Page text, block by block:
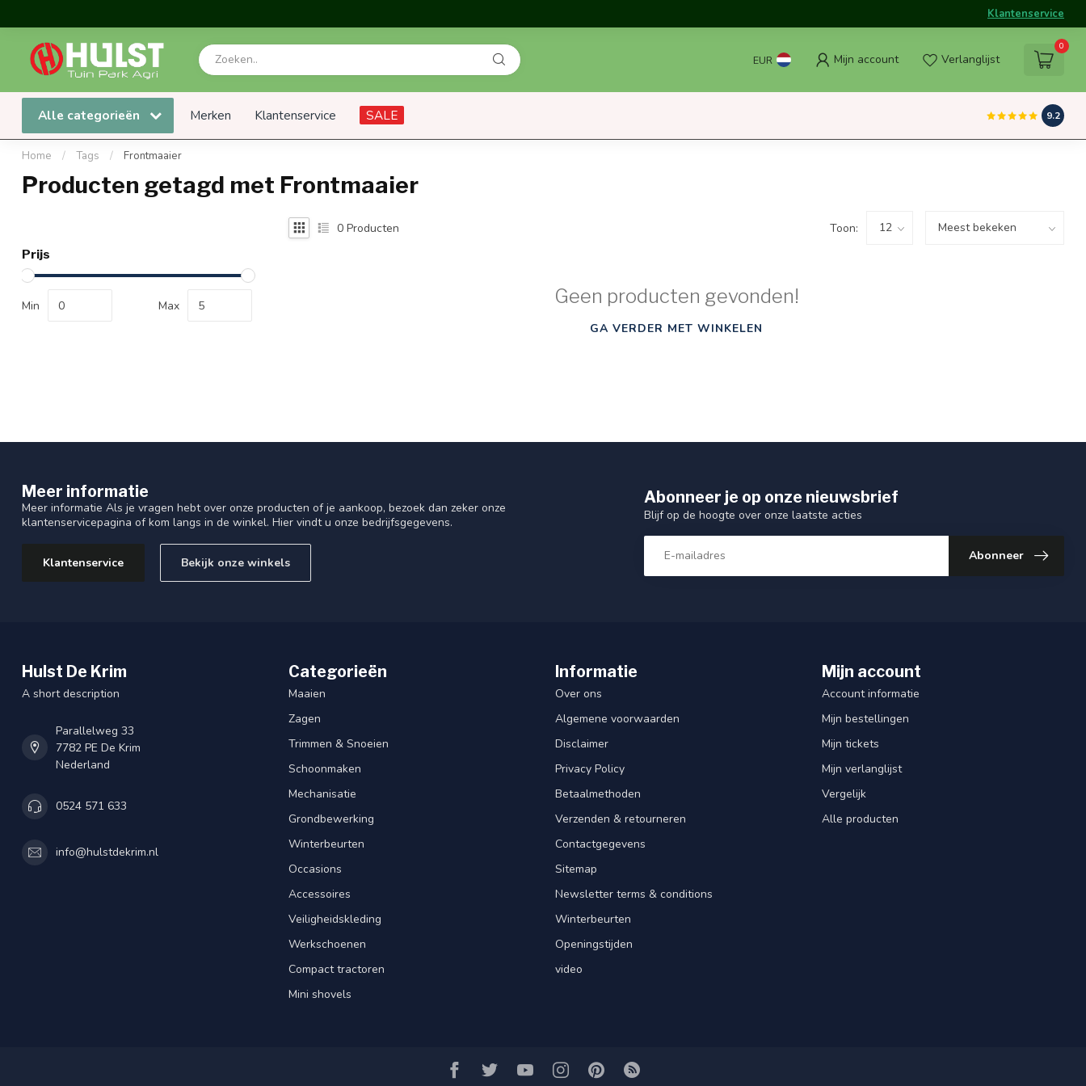
Klantenservice
EUR Mijn account Verlanglijst
0
Alle categorieën Merken Klantenservice SALE 9.2
Home / Tags / Frontmaaier
Producten getagd met Frontmaaier
Prijs
Min Max
0 Producten Toon:
Geen producten gevonden!
GA VERDER MET WINKELEN
Meer informatie
Meer informatie Als je vragen hebt over onze producten of je aankoop, bezoek dan zeker onze
klantenservicepagina of kom langs in de winkel. Hier vindt u onze bedrijfsgegevens.
Klantenservice Bekijk onze winkels
Abonneer je op onze nieuwsbrief
Blijf op de hoogte over onze laatste acties
Abonneer
Hulst De Krim
A short description
Parallelweg 33
7782 PE De Krim
Nederland
0524 571 633
info@hulstdekrim.nl
Categorieën
Maaien
Zagen
Trimmen & Snoeien
Schoonmaken
Mechanisatie
Grondbewerking
Winterbeurten
Occasions
Accessoires
Veiligheidskleding
Werkschoenen
Compact tractoren
Mini shovels
Informatie
Over ons
Algemene voorwaarden
Disclaimer
Privacy Policy
Betaalmethoden
Verzenden & retourneren
Contactgegevens
Sitemap
Newsletter terms & conditions
Winterbeurten
Openingstijden
video
Mijn account
Account informatie
Mijn bestellingen
Mijn tickets
Mijn verlanglijst
Vergelijk
Alle producten